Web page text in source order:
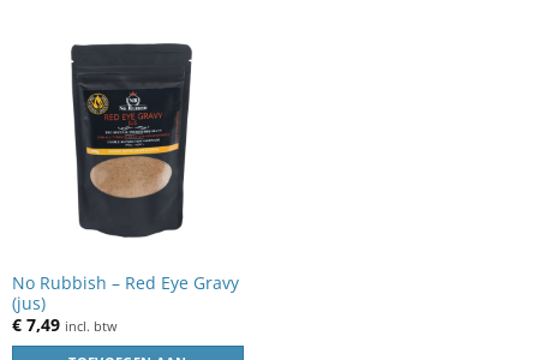
No Rubbish – Red Eye Gravy
(jus)
€7,49 incl. btw